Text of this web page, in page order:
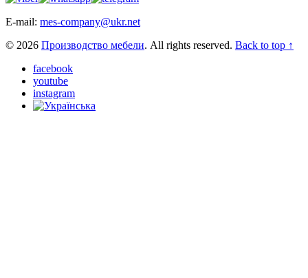
E-mail: mes-company@ukr.net
© 2026 Производство мебели. All rights reserved. Back to top ↑
facebook
youtube
instagram